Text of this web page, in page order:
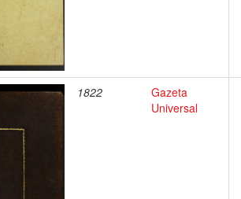
1822
Gazeta
Universal